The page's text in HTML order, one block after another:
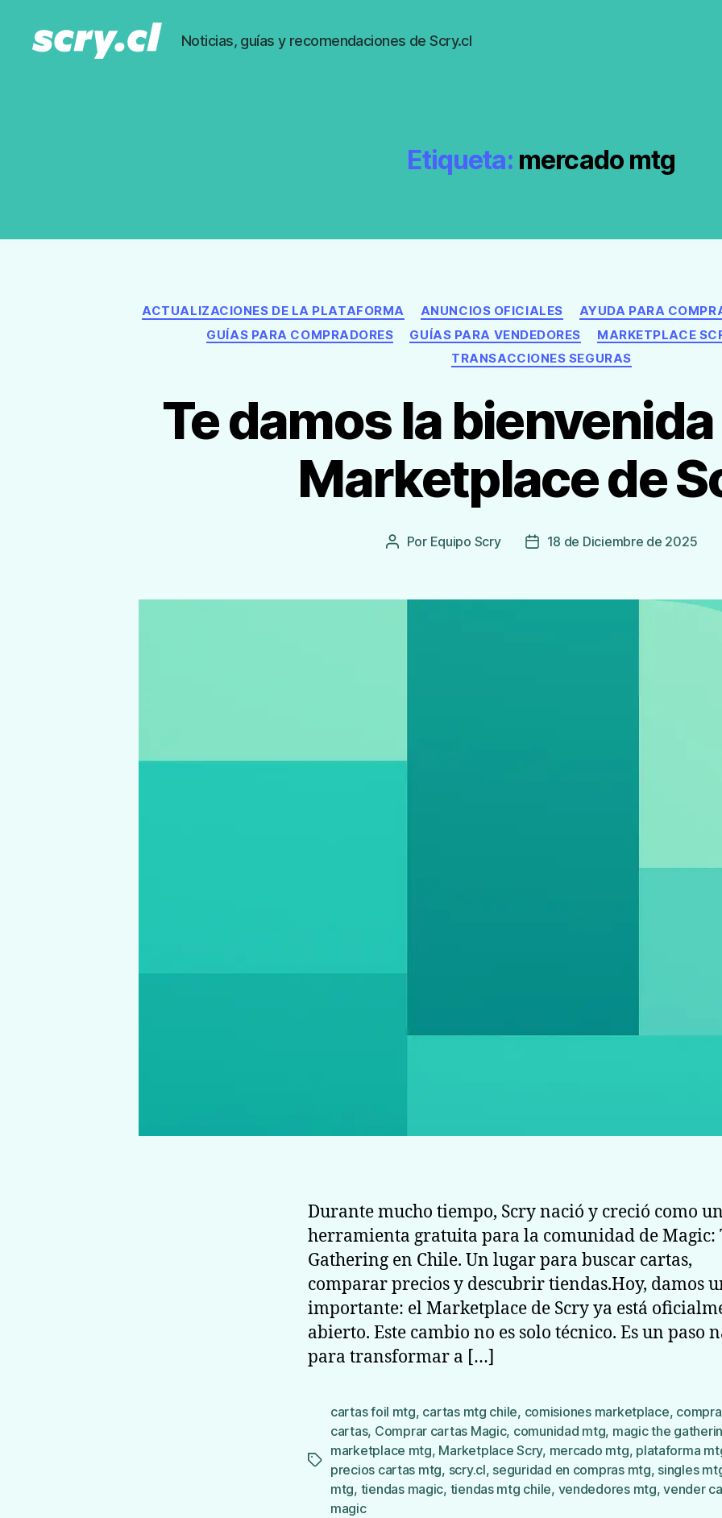
Noticias, guías y recomendaciones de Scry.cl
Etiqueta: mercado mtg
Categorías
ACTUALIZACIONES DE LA PLATAFORMA ANUNCIOS OFICIALES AYUDA PARA
GUÍAS PARA COMPRADORES
GUÍAS PARA VENDEDORES MARKETPLACE
TRANSACCIONES SEGURAS
Te damos la
Marketplace de
Autor
Entrada
Por Equipo Scry
Fecha18 de Diciembre de 2025
Durante mucho tiempo, Scry nació y creció como
herramienta gratuita para la comunidad de Magic:
Gathering en Chile. Un lugar para buscar cartas,
comparar precios y descubrir tiendas.Hoy, damos
importante: el Marketplace de Scry ya está
abierto. Este cambio no es solo técnico. Es un paso
para transformar a […]
Etiquetas
cartas foil mtg, cartas mtg chile, comisiones marketplace,
cartas, Comprar cartas Magic, comunidad mtg, magic the
marketplace mtg, Marketplace Scry, mercado mtg, plataforma
precios cartas mtg, scry.cl, seguridad en compras mtg, singles
mtg, tiendas magic, tiendas mtg chile, vendedores mtg,vender
magic